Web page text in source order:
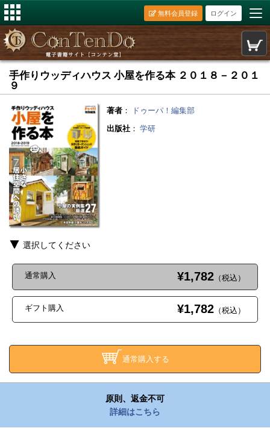
ログイン
無料会員登録
手作りウッディハウス 小屋を作る本 ２０１８－２０１
９
著者 ：
ドゥーパ！編集部
出版社 ： 学研
選択してください
通常購入 ¥1,782 （税込）
ギフト購入 ¥1,782 （税込）
通常購入する
原則、返金不可
詳細はこちら